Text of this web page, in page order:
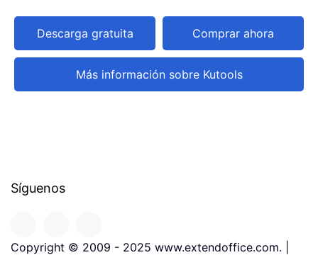
Descarga gratuita Comprar ahora
Más información sobre Kutools
Síguenos
Copyright © 2009 - 2025 www.extendoffice.com. |